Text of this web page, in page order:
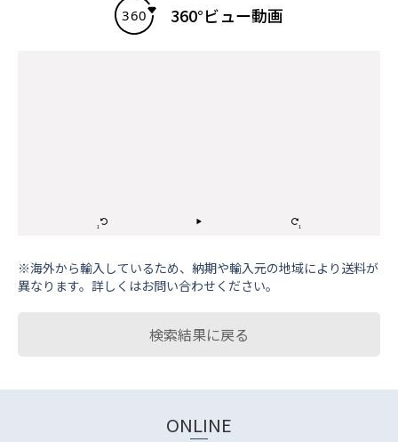
360°ビュー動画
※海外から輸⼊しているため、納期や輸⼊元の地域により送料が
異なります。詳しくはお問い合わせください。
検索結果に戻る
ONLINE